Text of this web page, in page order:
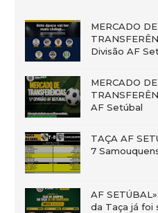
MERCADO DE
Divisão AF
MERCADO DE
AF Setúbal
TAÇA AF
7
AF
da Taça já foi